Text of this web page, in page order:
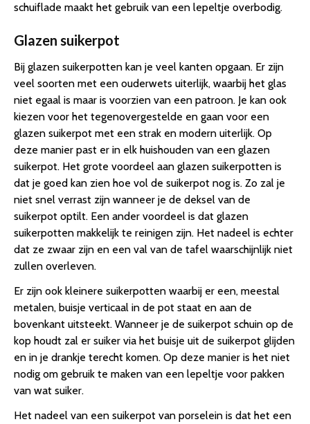
schuiflade maakt het gebruik van een lepeltje overbodig.
Glazen suikerpot
Bij glazen suikerpotten kan je veel kanten opgaan. Er zijn
veel soorten met een ouderwets uiterlijk, waarbij het glas
niet egaal is maar is voorzien van een patroon. Je kan ook
kiezen voor het tegenovergestelde en gaan voor een
glazen suikerpot met een strak en modern uiterlijk. Op
deze manier past er in elk huishouden van een glazen
suikerpot. Het grote voordeel aan glazen suikerpotten is
dat je goed kan zien hoe vol de suikerpot nog is. Zo zal je
niet snel verrast zijn wanneer je de deksel van de
suikerpot optilt. Een ander voordeel is dat glazen
suikerpotten makkelijk te reinigen zijn. Het nadeel is echter
dat ze zwaar zijn en een val van de tafel waarschijnlijk niet
zullen overleven.
Er zijn ook kleinere suikerpotten waarbij er een, meestal
metalen, buisje verticaal in de pot staat en aan de
bovenkant uitsteekt. Wanneer je de suikerpot schuin op de
kop houdt zal er suiker via het buisje uit de suikerpot glijden
en in je drankje terecht komen. Op deze manier is het niet
nodig om gebruik te maken van een lepeltje voor pakken
van wat suiker.
Het nadeel van een suikerpot van porselein is dat het een